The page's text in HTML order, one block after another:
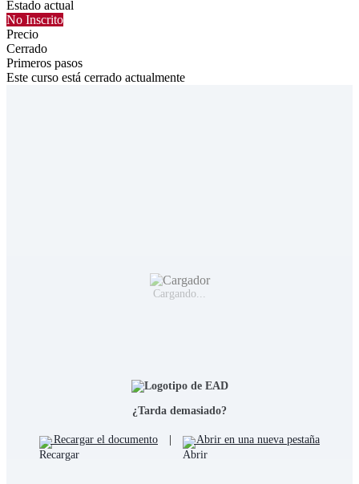
Estado actual
No Inscrito
Precio
Cerrado
Primeros pasos
Este curso está cerrado actualmente
Cargando...
¿Tarda demasiado?
Recargar el documento Abrir en una nueva pestaña